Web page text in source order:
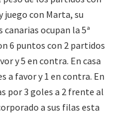
juego con Marta, su
ocupan la 5ª
6 puntos con 2 partidos
y 5 en contra. En casa
a favor y 1 en contra. En
por 3 goles a 2 frente al
a sus filas esta